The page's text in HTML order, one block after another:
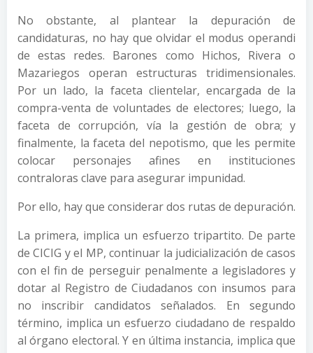
No obstante, al plantear la depuración de
candidaturas, no hay que olvidar el modus operandi
de estas redes. Barones como Hichos, Rivera o
Mazariegos operan estructuras tridimensionales.
Por un lado, la faceta clientelar, encargada de la
compra-venta de voluntades de electores; luego, la
faceta de corrupción, vía la gestión de obra; y
finalmente, la faceta del nepotismo, que les permite
colocar personajes afines en instituciones
contraloras clave para asegurar impunidad.
Por ello, hay que considerar dos rutas de depuración.
La primera, implica un esfuerzo tripartito. De parte
de CICIG y el MP, continuar la judicialización de casos
con el fin de perseguir penalmente a legisladores y
dotar al Registro de Ciudadanos con insumos para
no inscribir candidatos señalados. En segundo
término, implica un esfuerzo ciudadano de respaldo
al órgano electoral. Y en última instancia, implica que